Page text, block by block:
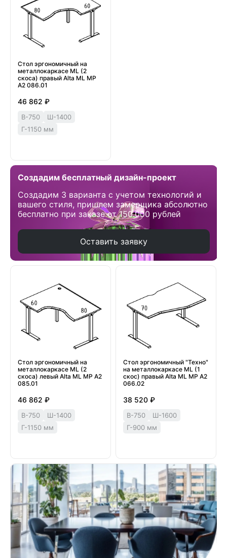
Стол эргономичный на
металлокаркасе МL (2
скоса) правый Alta ML МР
А2 086.01
46 862 ₽
В-750
Ш-1400
Г-1150 мм
Создадим бесплатный дизайн-проект
Создадим 3 варианта с учетом технологий и
вашего стиля, пришлем замерщика абсолютно
бесплатно при заказе от 150.000 рублей
Оставить заявку
Стол эргономичный на
металлокаркасе МL (2
скоса) левый Alta ML МР А2
085.01
46 862 ₽
В-750
Ш-1400
Г-1150 мм
Стол эргономичный "Техно"
на металлокаркасе МL (1
скос) правый Alta ML МР А2
066.02
38 520 ₽
В-750
Ш-1600
Г-900 мм